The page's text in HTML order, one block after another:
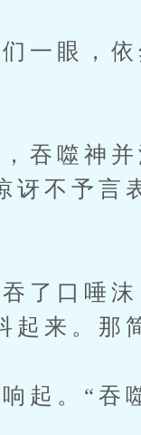
眼，依
噬神并
讶不予言
口唾沫
起来。那
起。“吞